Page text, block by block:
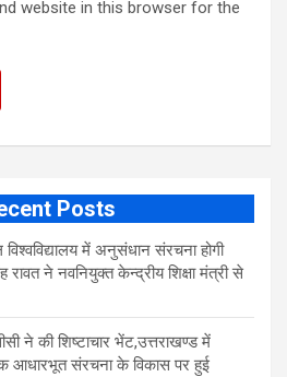
website in this browser for the
Posts
में अनुसंधान संरचना होगी
ने नवनियुक्त केन्द्रीय शिक्षा मंत्री से
ने की शिष्टाचार भेंट,उत्तराखण्ड में
आधारभूत संरचना के विकास पर हुई